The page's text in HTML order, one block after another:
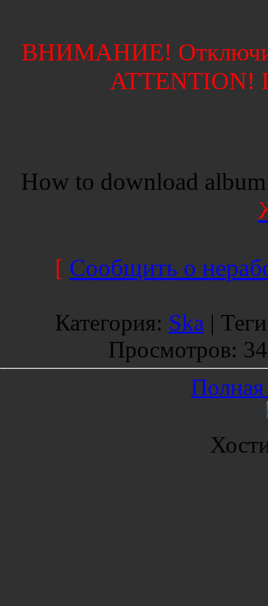
ВНИМАНИЕ!
ATTENTION!
How to download
[ Сообщить о
Категория: Ska | Теги
Просмотров:
Полная